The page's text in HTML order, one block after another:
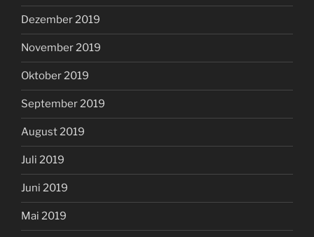
Dezember 2019
November 2019
Oktober 2019
September 2019
August 2019
Juli 2019
Juni 2019
Mai 2019